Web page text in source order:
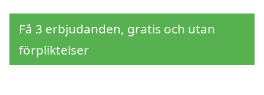
Få 3 erbjudanden, gratis och utan
förpliktelser